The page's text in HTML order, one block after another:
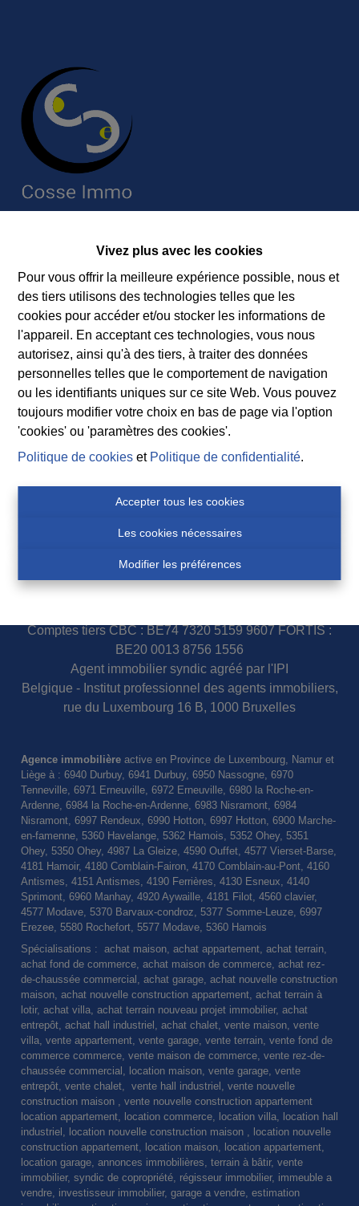
Vivez plus avec les cookies
Pour vous offrir la meilleure expérience possible, nous et
des tiers utilisons des technologies telles que les
cookies pour accéder et/ou stocker les informations de
l'appareil. En acceptant ces technologies, vous nous
autorisez, ainsi qu'à des tiers, à traiter des données
personnelles telles que le comportement de navigation
ou les identifiants uniques sur ce site Web. Vous pouvez
toujours modifier votre choix en bas de page via l'option
'cookies' ou 'paramètres des cookies'.
Politique de cookies et Politique de confidentialité.
Accepter tous les cookies
Les cookies nécessaires
Modifier les préférences
Rue Jean de Bohême 5
6940 DURBUY
Tel.:+32 86 218080
E-mail:info@cosseimmo.be
Suivez nos nouveaux biens, nos conseils immobiliers et
l’actualité de l’agence à Durbuy sur nos réseaux
sociaux.
COSSE Paul - IPI 100.854
Police assurance responsabilité civile et garantie : AXA
Comptes tiers CBC : BE74 7320 5159 9607 FORTIS :
BE20 0013 8756 1556
Agent immobilier syndic agréé par l'IPI
Belgique - Institut professionnel des agents immobiliers,
rue du Luxembourg 16 B, 1000 Bruxelles
Agence immobilière active en Province de Luxembourg, Namur et
Liège à : 6940 Durbuy, 6941 Durbuy, 6950 Nassogne, 6970
Tenneville, 6971 Erneuville, 6972 Erneuville, 6980 la Roche-en-
Ardenne, 6984 la Roche-en-Ardenne, 6983 Nisramont, 6984
Nisramont, 6997 Rendeux, 6990 Hotton, 6997 Hotton, 6900 Marche-
en-famenne, 5360 Havelange, 5362 Hamois, 5352 Ohey, 5351
Ohey, 5350 Ohey, 4987 La Gleize, 4590 Ouffet, 4577 Vierset-Barse,
4181 Hamoir, 4180 Comblain-Fairon, 4170 Comblain-au-Pont, 4160
Antismes, 4151 Antismes, 4190 Ferrières, 4130 Esneux, 4140
Sprimont, 6960 Manhay, 4920 Aywaille, 4181 Filot, 4560 clavier,
4577 Modave, 5370 Barvaux-condroz, 5377 Somme-Leuze, 6997
Erezee, 5580 Rochefort, 5577 Modave, 5360 Hamois
Spécialisations : achat maison, achat appartement, achat terrain,
achat fond de commerce, achat maison de commerce, achat rez-
de-chaussée commercial, achat garage, achat nouvelle construction
maison, achat nouvelle construction appartement, achat terrain à
lotir, achat villa, achat terrain nouveau projet immobilier, achat
entrepôt, achat hall industriel, achat chalet, vente maison, vente
villa, vente appartement, vente garage, vente terrain, vente fond de
commerce commerce, vente maison de commerce, vente rez-de-
chaussée commercial, location maison, vente garage, vente
entrepôt, vente chalet, vente hall industriel, vente nouvelle
construction maison , vente nouvelle construction appartement
location appartement, location commerce, location villa, location hall
industriel, location nouvelle construction maison , location nouvelle
construction appartement, location maison, location appartement,
location garage, annonces immobilières, terrain à bâtir, vente
immobilier, syndic de copropriété, régisseur immobilier, immeuble a
vendre, investisseur immobilier, garage a vendre, estimation